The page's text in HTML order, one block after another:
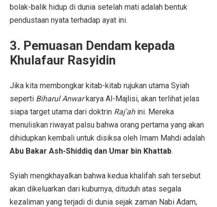
bolak-balik hidup di dunia setelah mati adalah bentuk
pendustaan nyata terhadap ayat ini.
3. Pemuasan Dendam kepada
Khulafaur Rasyidin
Jika kita membongkar kitab-kitab rujukan utama Syiah
seperti Biharul Anwarkarya Al-Majlisi, akan terlihat jelas
siapa target utama dari doktrin Raj'ahini. Mereka
menuliskan riwayat palsu bahwa orang pertama yang akan
dihidupkan kembali untuk disiksa oleh Imam Mahdi adalah
Abu Bakar Ash-Shiddiq dan Umar bin Khattab.
Syiah mengkhayalkan bahwa kedua khalifah sah tersebut
akan dikeluarkan dari kuburnya, dituduh atas segala
kezaliman yang terjadi di dunia sejak zaman Nabi Adam,